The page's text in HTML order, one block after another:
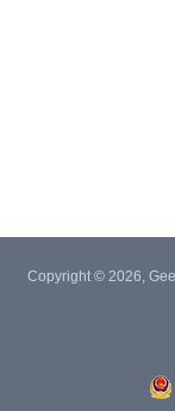
Copyright © 2026,